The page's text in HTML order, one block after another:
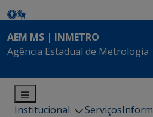
AEM MS | INMETRO
Agência Estadual de Metrologia
Institucional Serviços